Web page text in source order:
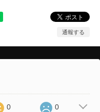
通報する
0 0